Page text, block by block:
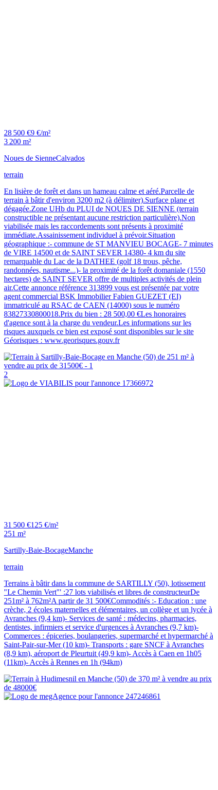
28 500 €9 €/m²
3 200 m²
Noues de SienneCalvados
terrain
En lisière de forêt et dans un hameau calme et aéré.Parcelle de
terrain à bâtir d'environ 3200 m2 (à délimiter).Surface plane et
dégagée.Zone UHb du PLUI de NOUES DE SIENNE (terrain
constructible ne présentant aucune restriction particulière).Non
viabilisée mais les raccordements sont présents à proximité
immédiate.Assainissement individuel à prévoir.Situation
géographique :- commune de ST MANVIEU BOCAGE- 7 minutes
de VIRE 14500 et de SAINT SEVER 14380- 4 km du site
remarquable du Lac de la DATHEE (golf 18 trous, pêche,
randonnées, nautisme...)- la proximité de la forêt domaniale (1550
hectares) de SAINT SEVER offre de multiples activités de plein
air.Cette annonce référence 313899 vous est présentée par votre
agent commercial BSK Immobilier Fabien GUEZET (EI)
immatriculé au RSAC de CAEN (14000) sous le numéro
83827330800018.Prix du bien : 28 500,00 €Les honoraires
d'agence sont à la charge du vendeur.Les informations sur les
risques auxquels ce bien est exposé sont disponibles sur le site
Géorisques : www.georisques.gouv.fr
2
31 500 €125 €/m²
251 m²
Sartilly-Baie-BocageManche
terrain
Terrains à bâtir dans la commune de SARTILLY (50), lotissement
"Le Chemin Vert"' :27 lots viabilisés et libres de constructeurDe
251m² à 762m²A partir de 31 500€Commodités :- Education : une
crèche, 2 écoles maternelles et élémentaires, un collège et un lycée à
Avranches (9,4 km)- Services de santé : médecins, pharmacies,
dentistes, infirmiers et service d'urgences à Avranches (9,7 km)-
Commerces : épiceries, boulangeries, supermarché et hypermarché à
Saint-Pair-sur-Mer (10 km)- Transports : gare SNCF à Avranches
(8,9 km), aéroport de Pleurtuit (49,9 km)- Accès à Caen en 1h05
(11km)- Accès à Rennes en 1h (94km)